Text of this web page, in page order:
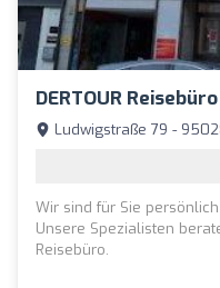
DERTOUR Reisebüro
Ludwigstraße 79 -
Wir sind für Sie
Unsere Spezialisten
Reisebüro.